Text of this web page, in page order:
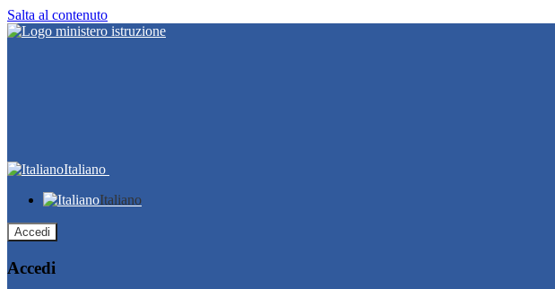
Salta al contenuto
Italiano
Italiano
Accedi
Accedi